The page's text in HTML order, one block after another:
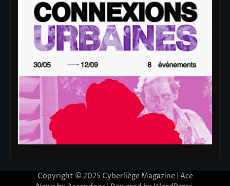
Copyright © 2025 Cyberliège Magazine | Ace